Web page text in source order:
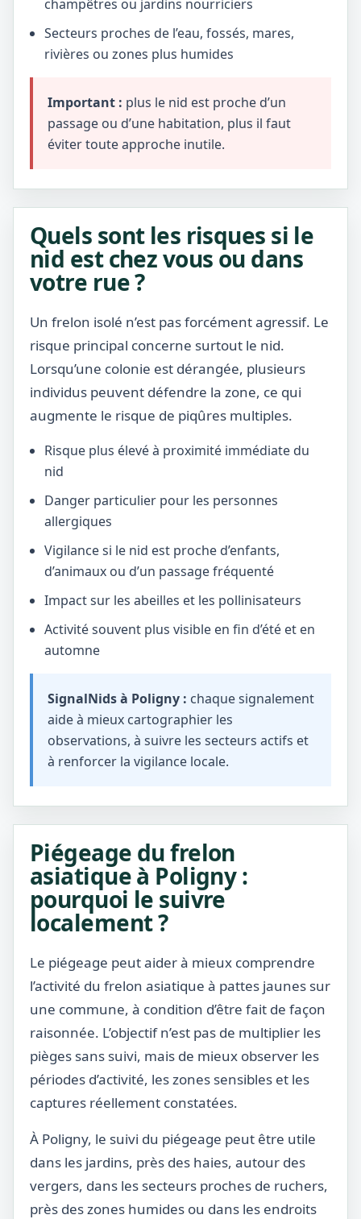
champêtres ou jardins nourriciers
Secteurs proches de l’eau, fossés, mares,
rivières ou zones plus humides
Important : plus le nid est proche d’un
passage ou d’une habitation, plus il faut
éviter toute approche inutile.
Quels sont les risques si le
nid est chez vous ou dans
votre rue ?
Un frelon isolé n’est pas forcément agressif. Le
risque principal concerne surtout le nid.
Lorsqu’une colonie est dérangée, plusieurs
individus peuvent défendre la zone, ce qui
augmente le risque de piqûres multiples.
Risque plus élevé à proximité immédiate du
nid
Danger particulier pour les personnes
allergiques
Vigilance si le nid est proche d’enfants,
d’animaux ou d’un passage fréquenté
Impact sur les abeilles et les pollinisateurs
Activité souvent plus visible en fin d’été et en
automne
SignalNids à Poligny : chaque signalement
aide à mieux cartographier les
observations, à suivre les secteurs actifs et
à renforcer la vigilance locale.
Piégeage du frelon
asiatique à Poligny :
pourquoi le suivre
localement ?
Le piégeage peut aider à mieux comprendre
l’activité du frelon asiatique à pattes jaunes sur
une commune, à condition d’être fait de façon
raisonnée. L’objectif n’est pas de multiplier les
pièges sans suivi, mais de mieux observer les
périodes d’activité, les zones sensibles et les
captures réellement constatées.
À Poligny, le suivi du piégeage peut être utile
dans les jardins, près des haies, autour des
vergers, dans les secteurs proches de ruchers,
près des zones humides ou dans les endroits